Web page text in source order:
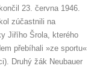
23. června 1946.
zúčastnili na
Jiřího Šrola, kterého
přebíhali »ze sportu«
Druhý žák Neubauer